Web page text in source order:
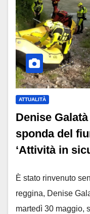
ATTUALITÀ
Denise
sponda del
‘Attività in
È stato rinvenuto
reggina, Denise
martedì 30 maggio,